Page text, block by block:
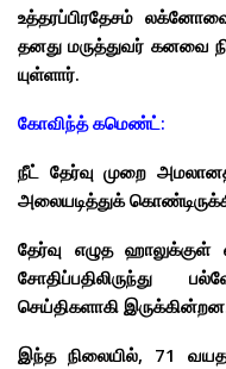
உத்தரப்பிரதேசம்
தனது மருத்துவர் கனவை
யுள்​ளார்.
கோவிந்த் கமெண்ட்:
நீட் தேர்வு முறை
அலையடித்துக்
தேர்வு எழுத
சோதிப்பதிலிருந்து
செய்திகளாகி
இந்த நிலையில், 71